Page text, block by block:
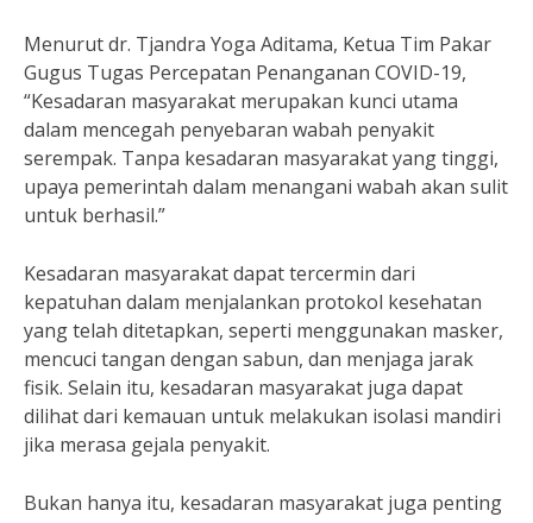
Menurut dr. Tjandra Yoga Aditama, Ketua Tim Pakar
Gugus Tugas Percepatan Penanganan COVID-19,
“Kesadaran masyarakat merupakan kunci utama
dalam mencegah penyebaran wabah penyakit
serempak. Tanpa kesadaran masyarakat yang tinggi,
upaya pemerintah dalam menangani wabah akan sulit
untuk berhasil.”
Kesadaran masyarakat dapat tercermin dari
kepatuhan dalam menjalankan protokol kesehatan
yang telah ditetapkan, seperti menggunakan masker,
mencuci tangan dengan sabun, dan menjaga jarak
fisik. Selain itu, kesadaran masyarakat juga dapat
dilihat dari kemauan untuk melakukan isolasi mandiri
jika merasa gejala penyakit.
Bukan hanya itu, kesadaran masyarakat juga penting